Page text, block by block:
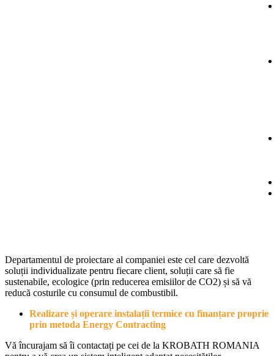
Departamentul de proiectare al companiei este cel care dezvoltă
soluții individualizate pentru fiecare client, soluții care să fie
sustenabile, ecologice (prin reducerea emisiilor de CO2) și să vă
reducă costurile cu consumul de combustibil.
Realizare și operare instalații termice cu finanțare proprie
prin metoda Energy Contracting
Vă încurajam să îi contactați pe cei de la KROBATH ROMANIA